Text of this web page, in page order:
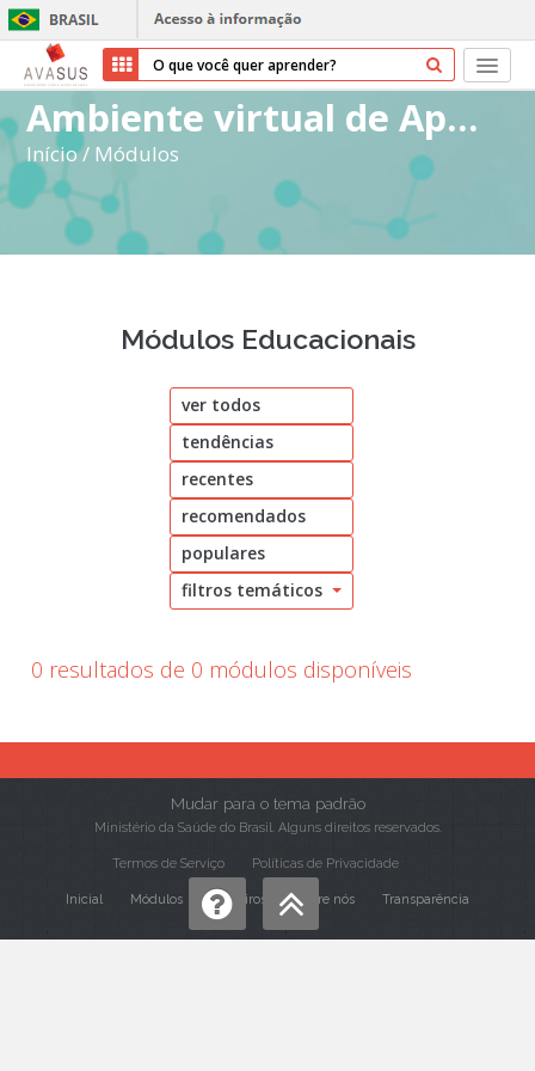
Início
Cursos
Parceiros
Transparência
Ajuda
Entrar
Cadastrar
Ambiente virtual de Aprendizagem do SUS
Início/ Módulos
Módulos Educacionais
ver todos
tendências
recentes
recomendados
populares
filtros temáticos
0 resultados de 0 módulos disponíveis
Mudar para o tema padrão
Ministério da Saúde do Brasil. Alguns direitos reservados.
Termos de Serviço Políticas de Privacidade
Inicial Módulos Parceiros Sobre nós Transparência